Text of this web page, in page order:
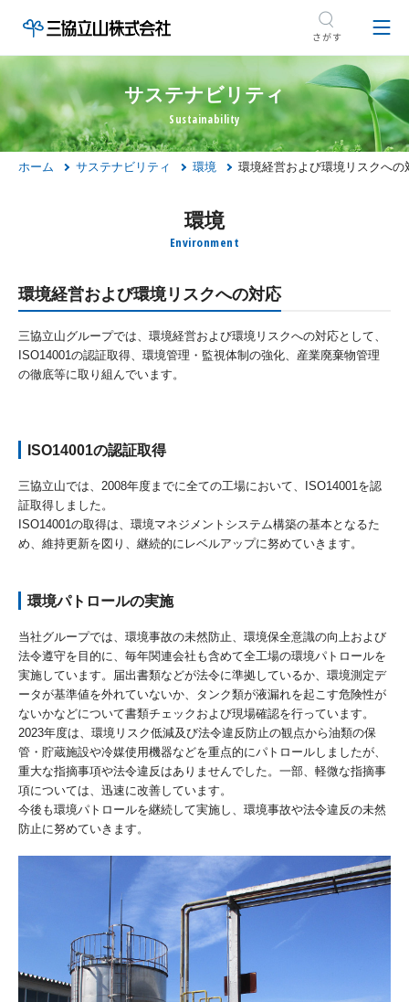
サステナビリティ
ホーム サステナビリティ 環境 環境経営および環境リスクへの
環境
環境経営および環境リスクへの対応
三協立山グループでは、環境経営および環境リスクへの対応として、
ISO14001の認証取得、環境管理・監視体制の強化、産業廃棄物管理
の徹底等に取り組んでいます。
ISO14001の認証取得
三協立山では、2008年度までに全ての工場において、ISO14001を認
証取得しました。
ISO14001の取得は、環境マネジメントシステム構築の基本となるた
め、維持更新を図り、継続的にレベルアップに努めていきます。
環境パトロールの実施
当社グループでは、環境事故の未然防止、環境保全意識の向上および
法令遵守を目的に、毎年関連会社も含めて全工場の環境パトロールを
実施しています。届出書類などが法令に準拠しているか、環境測定デ
ータが基準値を外れていないか、タンク類が液漏れを起こす危険性が
ないかなどについて書類チェックおよび現場確認を行っています。
2023年度は、環境リスク低減及び法令違反防止の観点から油類の保
管・貯蔵施設や冷媒使用機器などを重点的にパトロールしましたが、
重大な指摘事項や法令違反はありませんでした。一部、軽微な指摘事
項については、迅速に改善しています。
今後も環境パトロールを継続して実施し、環境事故や法令違反の未然
防止に努めていきます。